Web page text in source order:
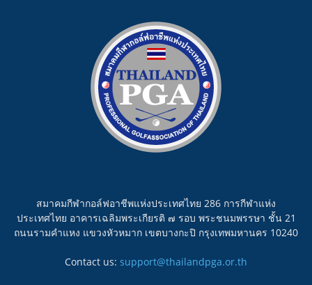
สมาคมกีฬากอล์ฟอาชีพแห่งประเทศไทย 286 การกีฬาแห่ง
ประเทศไทย อาคารเฉลิมพระเกียรติ ๗ รอบ พระชนมพรรษา ชั้น 21
ถนนรามคำแหง แขวงหัวหมาก เขตบางกะปิ กรุงเทพมหานคร 10240
Contact us: support@thailandpga.or.th